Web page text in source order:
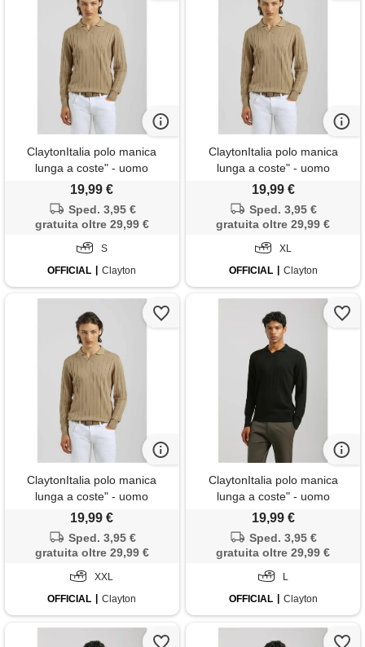
ClaytonItalia polo manica
lunga a coste" - uomo
19,99 €
Sped. 3,95 €
gratuita oltre 29,99 €
S
OFFICIAL
Clayton
ClaytonItalia polo manica
lunga a coste" - uomo
19,99 €
Sped. 3,95 €
gratuita oltre 29,99 €
XL
OFFICIAL
Clayton
ClaytonItalia polo manica
lunga a coste" - uomo
19,99 €
Sped. 3,95 €
gratuita oltre 29,99 €
XXL
OFFICIAL
Clayton
ClaytonItalia polo manica
lunga a coste" - uomo
19,99 €
Sped. 3,95 €
gratuita oltre 29,99 €
L
OFFICIAL
Clayton